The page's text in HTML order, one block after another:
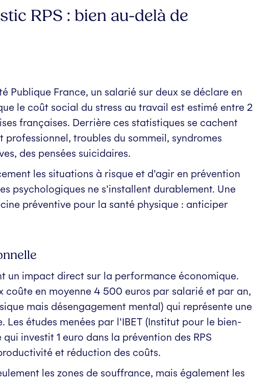
RPS : bien au-delà de
Publique France, un salarié sur deux se déclare en
le coût social du stress au travail est estimé entre 2
françaises. Derrière ces statistiques se cachent
troubles du sommeil, syndromes
des pensées suicidaires.
les situations à risque et d'agir en prévention
psychologiques ne s'installent durablement. Une
préventive pour la santé physique : anticiper
un impact direct sur la performance économique.
coûte en moyenne 4 500 euros par salarié et par an,
mais désengagement mental) qui représente une
études menées par l'IBET (Institut pour le bien-
investit 1 euro dans la prévention des RPS
et réduction des coûts.
les zones de souffrance, mais également les